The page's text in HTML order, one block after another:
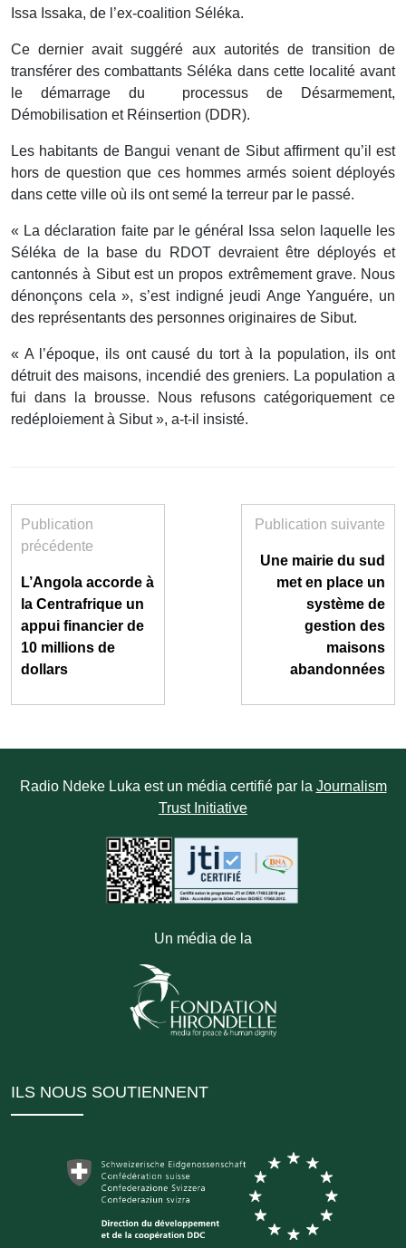
Issa Issaka, de l’ex-coalition Séléka.
Ce dernier avait suggéré aux autorités de transition de
transférer des combattants Séléka dans cette localité avant
le démarrage du processus de Désarmement,
Démobilisation et Réinsertion (DDR).
Les habitants de Bangui venant de Sibut affirment qu’il est
hors de question que ces hommes armés soient déployés
dans cette ville où ils ont semé la terreur par le passé.
« La déclaration faite par le général Issa selon laquelle les
Séléka de la base du RDOT devraient être déployés et
cantonnés à Sibut est un propos extrêmement grave. Nous
dénonçons cela », s’est indigné jeudi Ange Yanguére, un
des représentants des personnes originaires de Sibut.
« A l’époque, ils ont causé du tort à la population, ils ont
détruit des maisons, incendié des greniers. La population a
fui dans la brousse. Nous refusons catégoriquement ce
redéploiement à Sibut », a-t-il insisté.
Publication
précédente
L’Angola accorde à
la Centrafrique un
appui financier de
10 millions de
dollars
Publication suivante
Une mairie du sud
met en place un
système de
gestion des
maisons
abandonnées
Radio Ndeke Luka est un média certifié par la Journalism
Trust Initiative
Un média de la
ILS NOUS SOUTIENNENT